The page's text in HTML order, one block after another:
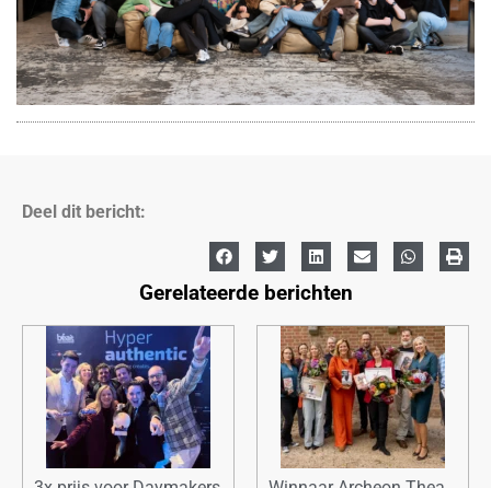
Deel dit bericht:
Gerelateerde berichten